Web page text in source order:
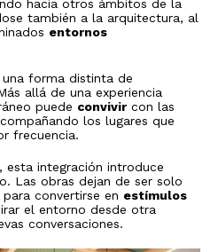
hacia otros ámbitos de la
también a la arquitectura, al
entornos
forma distinta de
allá de una experiencia
puede convivir con las
los lugares que
frecuencia.
esta integración introduce
Las obras dejan de ser solo
convertirse en estímulos
el entorno desde otra
conversaciones.